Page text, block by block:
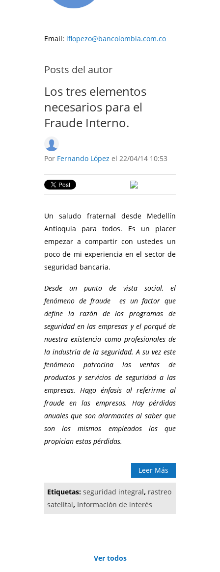
Email: lflopezo@bancolombia.com.co
Posts del autor
Los tres elementos
necesarios para el
Fraude Interno.
Por Fernando López el 22/04/14 10:53
Un saludo fraternal desde Medellín
Antioquia para todos. Es un placer
empezar a compartir con ustedes un
poco de mi experiencia en el sector de
seguridad bancaria.
Desde un punto de vista social, el
fenómeno de fraude es un factor que
define la razón de los programas de
seguridad en las empresas y el porqué de
nuestra existencia como profesionales de
la industria de la seguridad. A su vez este
fenómeno patrocina las ventas de
productos y servicios de seguridad a las
empresas. Hago énfasis al referirme al
fraude en las empresas. Hay pérdidas
anuales que son alarmantes al saber que
son los mismos empleados los que
propician estas pérdidas.
Leer Más
Etiquetas: seguridad integral, rastreo
satelital, Información de interés
Ver todos